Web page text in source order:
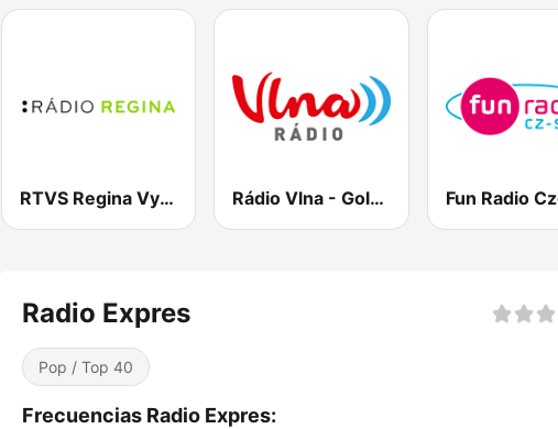
RTVS Regina Vychod Rádio Vlna - Golden Hits
Radio Expres
Pop / Top 40
Frecuencias Radio Expres: